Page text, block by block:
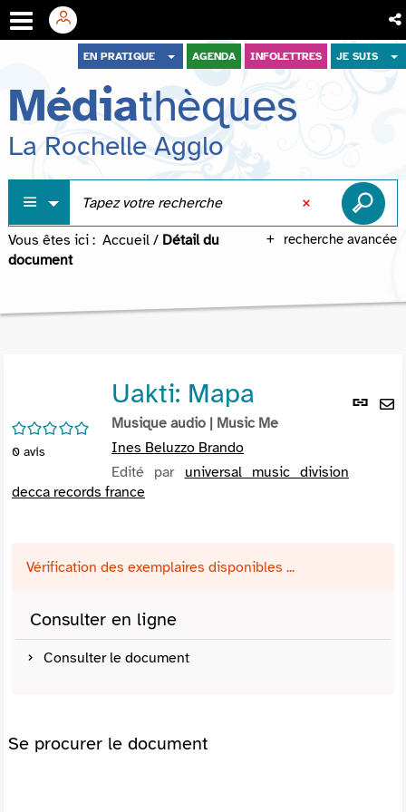
menu
contenu
recherche
EN PRATIQUE AGENDA INFOLETTRES JE SUIS
Médiathèques
La Rochelle Agglo
recherche avancée
Vous êtes ici : Accueil / Détail du
document
Lien
/5
0 avis
Uakti: Mapa
Musique audio | Music Me
Ines Beluzzo Brando
Edité par universal music division
decca records france
Vérification des exemplaires disponibles ...
Consulter en ligne
Consulter le document
Se procurer le document